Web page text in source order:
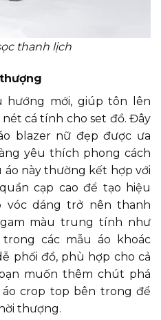
thanh lịch
hướng mới, giúp tôn lên
cá tính cho set đồ. Đây
blazer nữ đẹp được ưa
yêu thích phong cách
áo này thường kết hợp với
cạp cao để tạo hiệu
vóc dáng trở nên thanh
màu trung tính như
các mẫu áo khoác
phối đồ, phù hợp cho cả
muốn thêm chút phá
crop top bên trong để
thượng.